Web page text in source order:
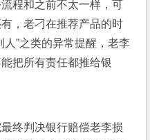
程和之前不太一样，可
，老刁在推荐产品的时
”之类的异常提醒，老李
把所有责任都推给银
终判决银行赔偿老李损